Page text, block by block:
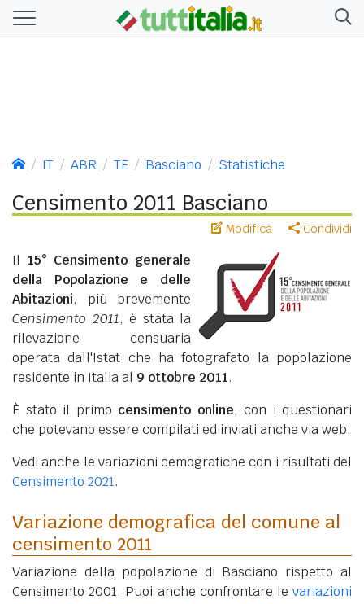
IT ABR TE Basciano Statistiche
Censimento 2011 Basciano
Modifica Condividi
Il 15° Censimento generale
della Popolazione e delle
Abitazioni, più brevemente
Censimento 2011, è stata la
rilevazione censuaria
operata dall'Istat che ha fotografato la popolazione
residente in Italia al 9 ottobre 2011.
È stato il primo censimento online, con i questionari
che potevano essere compilati ed inviati anche via web.
Vedi anche le variazioni demografiche con i risultati del
Censimento 2021.
Variazione demografica del comune al
censimento 2011
Variazione della popolazione di Basciano rispetto al
Censimento 2001. Puoi anche confrontare le variazioni